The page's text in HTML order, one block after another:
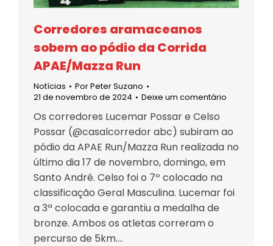
Corredores aramaceanos
sobem ao pódio da Corrida
APAE/Mazza Run
Notícias PorPeter Suzano
21 de novembro de 2024
Deixe um comentário
Os corredores Lucemar Possar e Celso
Possar (@casalcorredor abc) subiram ao
pódio da APAE Run/Mazza Run realizada no
último dia 17 de novembro, domingo, em
Santo André. Celso foi o 7º colocado na
classificação Geral Masculina. Lucemar foi
a 3ª colocada e garantiu a medalha de
bronze. Ambos os atletas correram o
percurso de 5km.…